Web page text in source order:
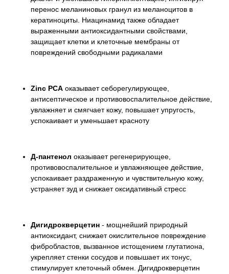
перенос меланиновых гранул из меланоцитов в
кератиноциты. Ниацинамид также обладает
выраженными антиоксидантными свойствами,
защищает клетки и клеточные мембраны от
повреждений свободными радикалами
Zinc PCA оказывает себорегулирующее,
антисептическое и противовоспалительное действие,
увлажняет и смягчает кожу, повышает упругость,
успокаивает и уменьшает красноту
Д-пантенол оказывает регенерирующее,
противовоспалительное и увлажняющее действие,
успокаивает раздраженную и чувствительную кожу,
устраняет зуд и снижает оксидативный стресс
Дигидрокверцетин - мощнейший природный
антиоксидант, снижает окислительное повреждение
фибробластов, вызванное истощением глутатиона,
укрепляет стенки сосудов и повышает их тонус,
стимулирует клеточный обмен. Дигидрокверцетин